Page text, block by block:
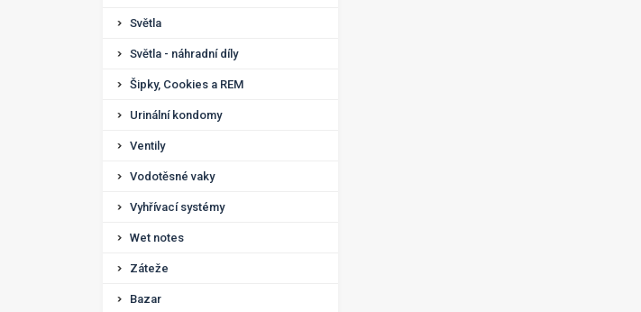
Světla
Světla - náhradní díly
Šipky, Cookies a REM
Urinální kondomy
Ventily
Vodotěsné vaky
Vyhřívací systémy
Wet notes
Záteže
Bazar